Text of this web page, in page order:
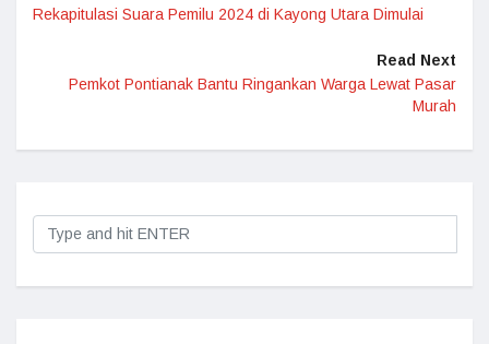
Rekapitulasi Suara Pemilu 2024 di Kayong Utara Dimulai
Read Next
Pemkot Pontianak Bantu Ringankan Warga Lewat Pasar
Murah